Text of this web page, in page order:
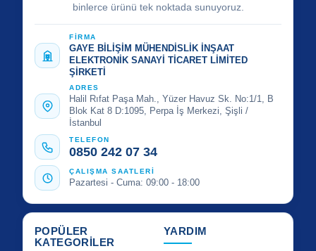
binlerce ürünü tek noktada sunuyoruz.
FİRMA
GAYE BİLİŞİM MÜHENDİSLİK İNŞAAT
ELEKTRONİK SANAYİ TİCARET LİMİTED
ŞİRKETİ
ADRES
Halil Rıfat Paşa Mah., Yüzer Havuz Sk. No:1/1, B
Blok Kat 8 D:1095, Perpa İş Merkezi, Şişli /
İstanbul
TELEFON
0850 242 07 34
ÇALIŞMA SAATLERİ
Pazartesi - Cuma: 09:00 - 18:00
POPÜLER
KATEGORİLER
YARDIM